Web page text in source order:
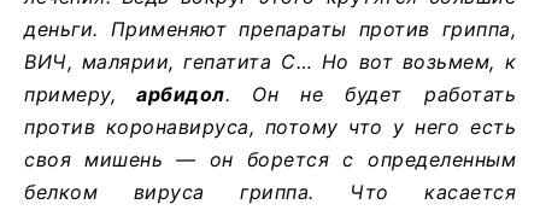
деньги. Применяют препараты против гриппа,
ВИЧ, малярии, гепатита C… Но вот возьмем, к
примеру, арбидол. Он не будет работать
против коронавируса, потому что у него есть
своя мишень — он борется с определенным
белком вируса гриппа. Что касается